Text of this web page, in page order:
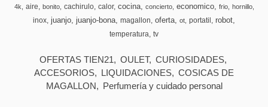
4k aire bonito cachirulo calor cocina concierto economico frio hornillo
inox juanjo juanjo-bona magallon oferta ot portatil robot
temperatura tv
OFERTAS TIEN21 OULET
CURIOSIDADES
ACCESORIOS
LIQUIDACIONES
COSICAS DE
MAGALLON
Perfumería y cuidado personal